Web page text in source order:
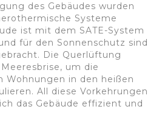
des Gebäudes wurden
Systeme
ist mit dem SATE-System
für den Sonnenschutz sind
Die Querlüftung
um die
Wohnungen in den heißen
All diese Vorkehrungen
das Gebäude effizient und